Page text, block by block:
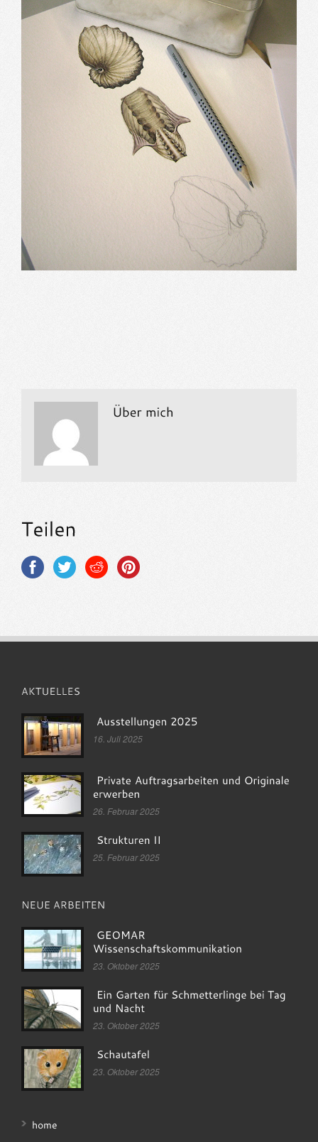
16. Juli 2025
26. Februar 2025
25. Februar 2025
23. Oktober 2025
23. Oktober 2025
23. Oktober 2025
home